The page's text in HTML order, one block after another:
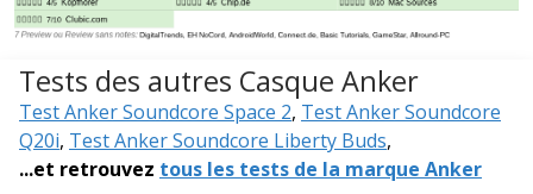
Tests des autres Casque Anker
Test Anker Soundcore Space 2, Test Anker Soundcore
Q20i, Test Anker Soundcore Liberty Buds,
...et retrouvez tous les tests de la marque Anker